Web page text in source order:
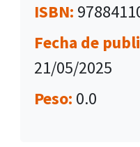
ISBN:
Fecha de
21/05/2025
Peso: 0.0